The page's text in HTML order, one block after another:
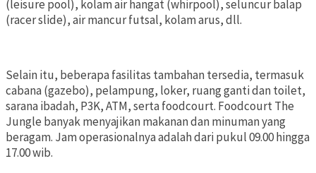
(leisure pool), kolam air hangat (whirpool), seluncur balap
(racer slide), air mancur futsal, kolam arus, dll.
Selain itu, beberapa fasilitas tambahan tersedia, termasuk
cabana (gazebo), pelampung, loker, ruang ganti dan toilet,
sarana ibadah, P3K, ATM, serta foodcourt. Foodcourt The
Jungle banyak menyajikan makanan dan minuman yang
beragam. Jam operasionalnya adalah dari pukul 09.00 hingga
17.00 wib.